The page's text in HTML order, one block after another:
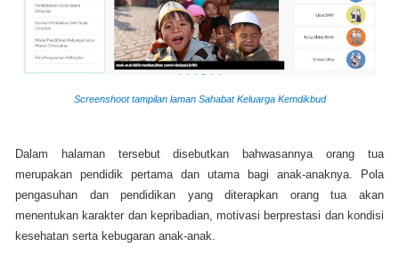
Screenshoot tampilan laman Sahabat Keluarga Kemdikbud
Dalam halaman tersebut disebutkan bahwasannya orang tua
merupakan pendidik pertama dan utama bagi anak-anaknya. Pola
pengasuhan dan pendidikan yang diterapkan orang tua akan
menentukan karakter dan kepribadian, motivasi berprestasi dan kondisi
kesehatan serta kebugaran anak-anak.